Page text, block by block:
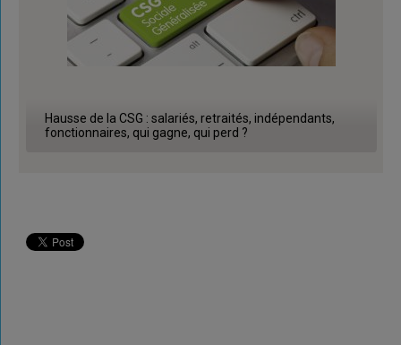
Hausse de la CSG : salariés, retraités, indépendants,
fonctionnaires, qui gagne, qui perd ?